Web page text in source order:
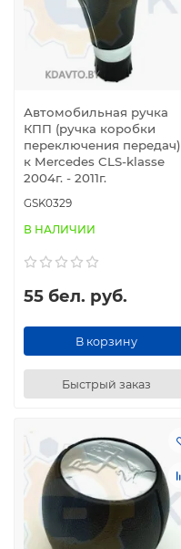
Автомобильная ручка
КПП (ручка коробки
переключения передач)
к Mercedes CLS-klasse
2004г. - 2011г.
GSK0329
В НАЛИЧИИ
55 бел. руб.
В корзину
Быстрый заказ